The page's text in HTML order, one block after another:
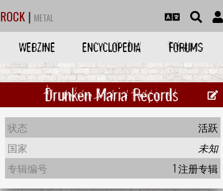
ROCK | METAL
WEBZINE ENCYCLOPEDIA FORUMS
Drunken Maria Records
状态
活跃
国家
未知
专辑编号
1 注册专辑